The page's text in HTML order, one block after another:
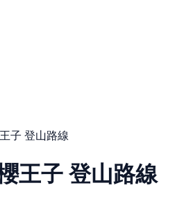
子 登山路線
王子 登山路線